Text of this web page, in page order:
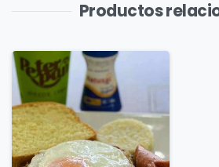
Productos